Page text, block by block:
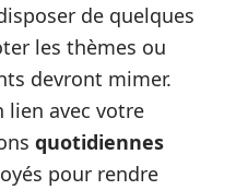
de quelques
les thèmes ou
devront mimer.
lien avec votre
quotidiennes
pour rendre